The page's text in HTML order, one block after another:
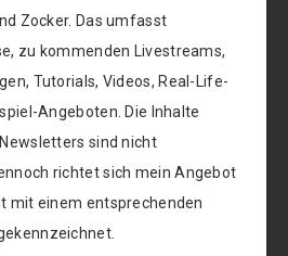
Zocker. Das umfasst
zu kommenden Livestreams,
Tutorials, Videos, Real-Life-
Angeboten. Die Inhalte
sind nicht
richtet sich mein Angebot
mit einem entsprechenden